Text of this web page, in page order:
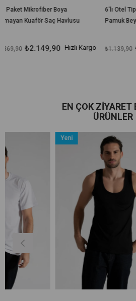
Havlusu
Hızlı Kargo
6'lı Otel Tipi El Yüz Havlusu
Pamuk Beyaz 50x90 cm
₺949,90
₺1.139,90 Hızlı
EN ÇOK ZIYARET
ÜRÜNLER